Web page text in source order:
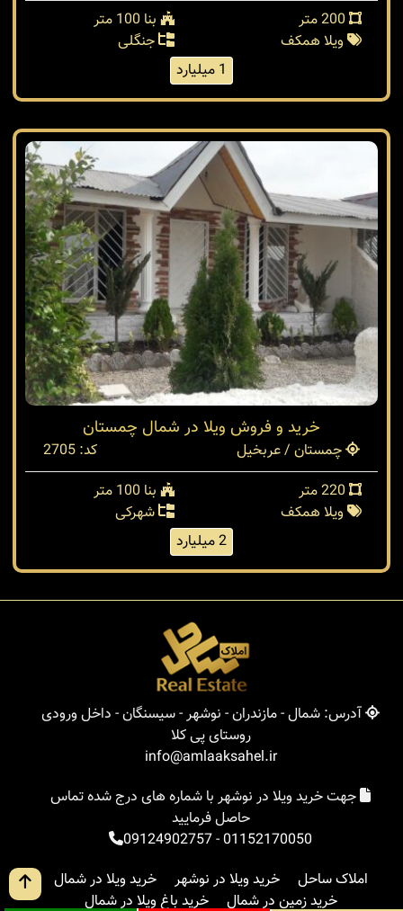
بنا 100 متر
ویلا همکف
جنگلی
1 میلیارد
خرید و فروش ویلا در شمال چمستان
چمستان / عربخیل
کد: 2705
بنا 100 متر
ویلا همکف
شهرکی
2 میلیارد
آدرس: شمال - مازندران - نوشهر - سیسنگان - داخل ورودی
روستای پی کلا
info@amlaaksahel.ir
جهت خرید ویلا در نوشهر با شماره های درج شده تماس
حاصل فرمایید
01152170050
-
09124902757
املاک ساحل
خرید ویلا در نوشهر
خرید ویلا در شمال
خرید زمین در شمال
خرید باغ ویلا در شمال